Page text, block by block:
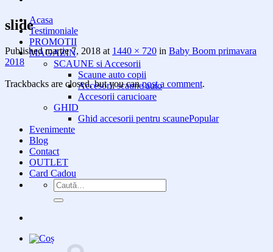
Acasa
Testimoniale
PROMOTII
MAGAZIN
SCAUNE si Accesorii
Scaune auto copii
Accesorii scaune auto
Accesorii carucioare
GHID
Ghid accesorii pentru scaune
Evenimente
Blog
Contact
OUTLET
Card Cadou
Caută
după:
slide
Publishedmartie 7, 2018 at 1440 × 720 in Baby Boom primavara
2018
Trackbacks are closed, but you canpost a comment.